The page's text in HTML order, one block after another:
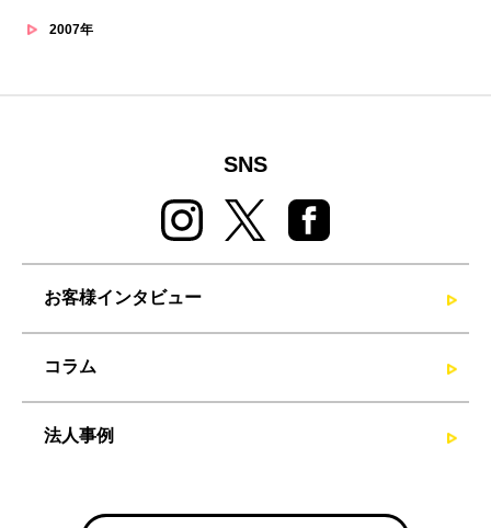
2007年
SNS
お客様インタビュー
コラム
法人事例